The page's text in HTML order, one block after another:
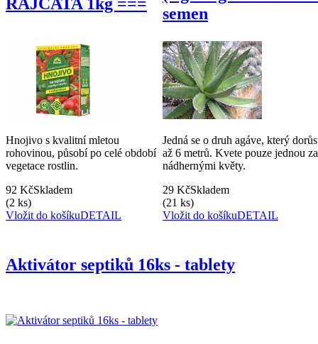
semen
Hnojivo s kvalitní mletou
rohovinou, působí po celé období
vegetace rostlin.
Jedná se o druh agáve, který
až 6 metrů. Kvete pouze jednou
nádhernými květy.
92 KčSkladem
(2 ks)
Vložit do košíkuDETAIL
29 KčSkladem
(21 ks)
Vložit do košíkuDETAIL
Aktivátor septiků 16ks - tablety